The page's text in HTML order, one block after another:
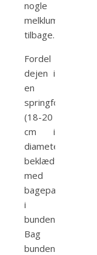
nogle
melklumper
tilbage.
Fordel
dejen i
en
springform
(18-20
cm i
diameter)
beklædt
med
bagepapir
i
bunden.
Bag
bunden